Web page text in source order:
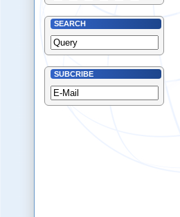
SEARCH
SUBCRIBE